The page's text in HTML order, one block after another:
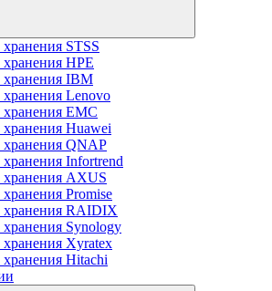
STSS
HPE
IBM
Lenovo
EMC
Huawei
QNAP
Infortrend
AXUS
Promise
RAIDIX
Synology
Xyratex
Hitachi